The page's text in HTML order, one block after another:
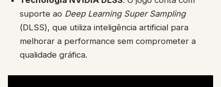
suporte ao Deep Learning Super Sampling
(DLSS), que utiliza inteligência artificial para
melhorar a performance sem comprometer a
qualidade gráfica.